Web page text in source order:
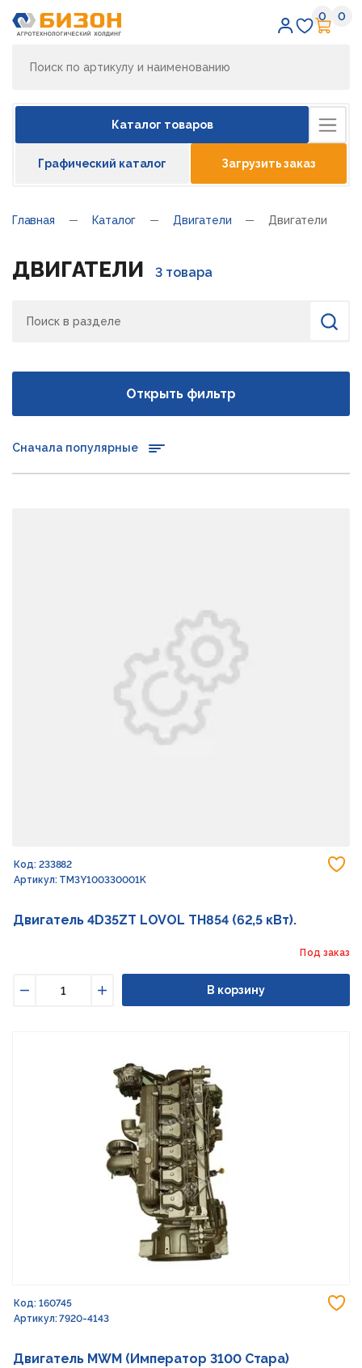
0 0
Каталог товаров
Графический каталог Загрузить заказ
Главная Каталог Двигатели Двигатели
ДВИГАТЕЛИ 3 товара
Найти
Открыть фильтр
Сначала популярные
Код: 233882
Артикул: TM3Y100330001K
Двигатель 4D35ZT LOVOL TH854 (62,5 кВт).
Под заказ
Увеличить
В корзину
Код: 160745
Артикул: 7920-4143
Двигатель MWM (Император 3100 Стара)